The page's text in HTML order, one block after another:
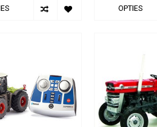
OPTIES